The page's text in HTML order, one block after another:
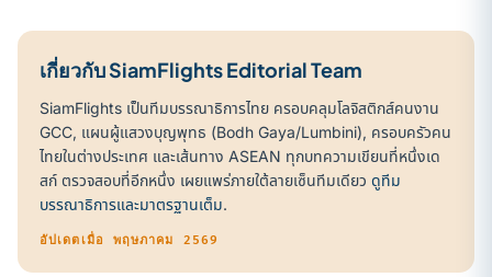
เกี่ยวกับ SiamFlights Editorial Team
SiamFlights เป็นทีมบรรณาธิการไทย ครอบคลุมโลจิสติกส์คนงาน
GCC, แผนผู้แสวงบุญพุทธ (Bodh Gaya/Lumbini), ครอบครัวคน
ไทยในต่างประเทศ และเส้นทาง ASEAN ทุกบทความเขียนที่หนึ่งเด
สก์ ตรวจสอบที่อีกหนึ่ง เผยแพร่ภายใต้ลายเซ็นทีมเดียว ดูทีม
บรรณาธิการและมาตรฐานเต็ม.
อัปเดตเมื่อ พฤษภาคม 2569